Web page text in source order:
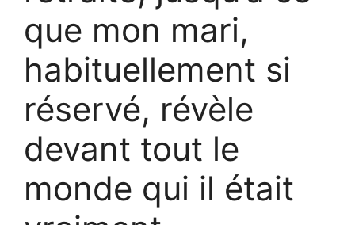
que mon mari,
habituellement si
réservé, révèle
devant tout le
monde qui il était